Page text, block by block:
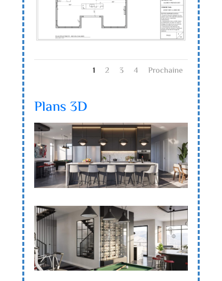
1 2 3 4 Prochaine
Plans 3D